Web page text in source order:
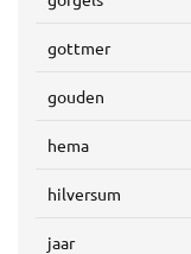
gottmer
gouden
hema
hilversum
jaar